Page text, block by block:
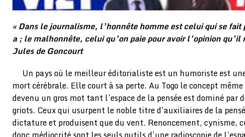
« Dans le journalisme, l’honnête homme est celui qui se fait
a ; le malhonnête, celui qu’on paie pour avoir l’opinion qu’il
Jules de Goncourt
Un pays où le meilleur éditorialiste est un humoriste est
mort cérébrale. Elle court à sa perte. Au Togo le concept
devenu un gros mot tant l’espace de la pensée est dominé par
griots. Ceux qui usurpent le noble titre d’auxiliaires de la
dictature et produisent que du vent. Renoncement, cynisme,